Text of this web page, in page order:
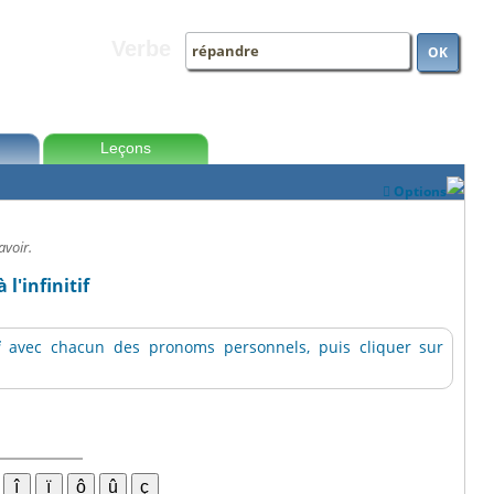
OK
Leçons
 Options
l'infinitif
avec chacun des pronoms personnels, puis cliquer sur